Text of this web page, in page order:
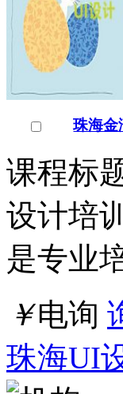
珠海金
课程标
设计培
是专业
￥电询
珠海UI